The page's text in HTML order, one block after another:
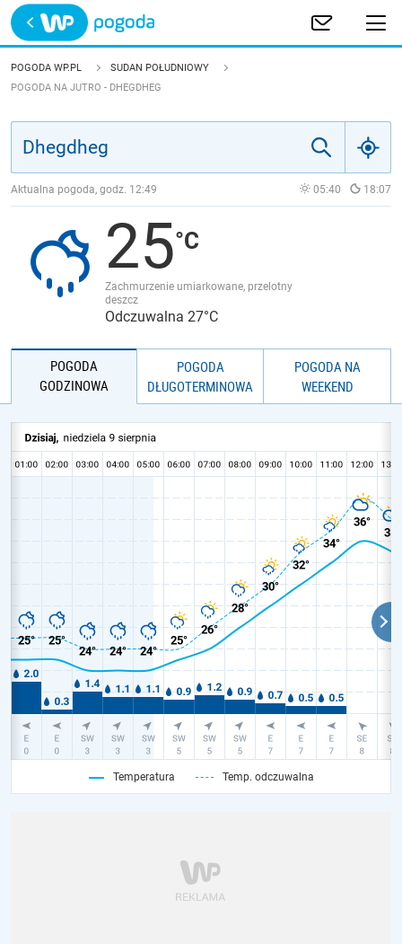
Trwa ładowanie
POLSKA
JAKOŚĆ POWIETRZA
POGODA WP.PL
SUDAN POŁUDNIOWY
POGODA NA JUTRO - DHEGDHEG
Aktualna pogoda, godz. 12:49 05:40 18:07
25
Zachmurzenie umiarkowane, przelotny
deszcz
Odczuwalna 27°C
POGODA
GODZINOWA
POGODA
DŁUGOTERMINOWA
POGODA NA
WEEKEND
Temperatura Temp. odczuwalna